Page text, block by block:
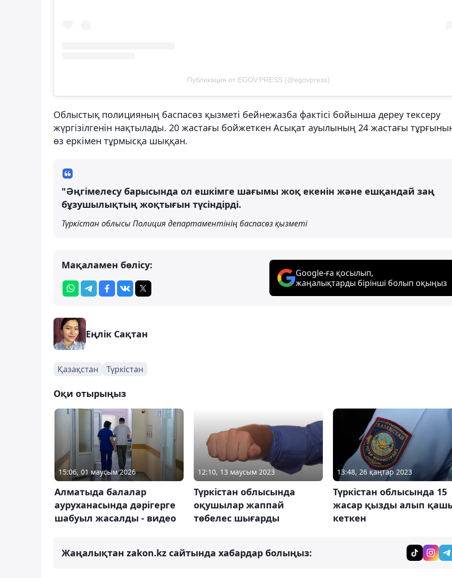
Публикация от EGOV.PRESS (@egovpress)
Облыстық полицияның баспасөз қызметі бейнежазба фактісі бойынша дереу тексеру
жүргізілгенін нақтылады. 20 жастағы бойжеткен Асықат ауылының 24 жастағы
өз еркімен тұрмысқа шыққан.
"Әңгімелесу барысында ол ешкімге шағымы жоқ екенін және ешқандай заң
бұзушылықтың жоқтығын түсіндірді.
Түркістан облысы Полиция департаментінің баспасөз қызметі
Мақаламен бөлісу:
Google-ға қосылып,
жаңалықтарды бірінші болып оқыңыз
Еңлік Сақтан
Қазақстан Түркістан
Оқи отырыңыз
15:06, 01 маусым 2026
Алматыда балалар
ауруханасында дәрігерге
шабуыл жасалды - видео
12:10, 13 маусым 2023
Түркістан облысында
оқушылар жаппай
төбелес шығарды
13:48, 26 қаңтар 2023
Түркістан облысында 15
жасар қызды алып
кеткен
Жаңалықтан zakon.kz сайтында хабардар болыңыз: